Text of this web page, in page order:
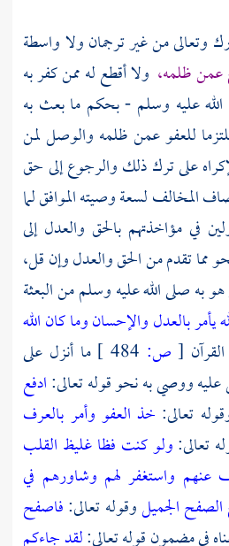
وتعالى من غير ترجمان ولا واسطة
ظلمه، ولا أقطع له ممن كفر به
عليه وسلم - بحكم ما بعث به
للعفو عمن ظلمه والوصل لمن
على ترك ذلك والرجوع إلى حق
المخالف لسعة وصيته الموافق لما
في مؤاخذتهم بالحق والعدل إلى
مما تقدم من الحق والعدل وإن قل،
به صلى الله عليه وسلم من البعثة
يأمر بالعدل والإحسانوما كان الله
[ ص:
ما أنزل على
ووصي به نحو قوله تعالى:ادفع
تعالى: خذ العفو وأمر بالعرف
تعالى:ولو كنت فظا غليظ القلب
واستغفر لهم وشاورهم في
الجميلوقوله تعالى:فاصفح
في مضمون قوله تعالى:لقد جاءكم